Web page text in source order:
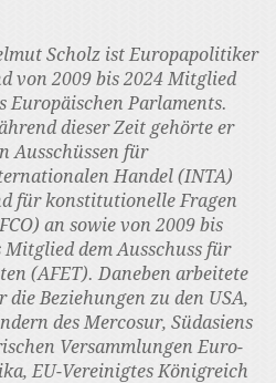
Scholz ist Europapolitiker
von 2009 bis 2024 Mitglied
Europäischen Parlaments.
dieser Zeit gehörte er
Ausschüssen für
Handel (INTA)
für konstitutionelle Fragen
an sowie von 2009 bis
dem Ausschuss für
(AFET). Daneben arbeitete
Beziehungen zu den USA,
des Mercosur, Südasiens
Versammlungen Euro-
EU-Vereinigtes Königreich